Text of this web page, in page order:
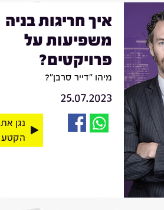
איך חריגות בניה
משפיעות על
פרויקטים?
מיהו "דייר סרבן"?
25.07.2023
נגן את
הקטע